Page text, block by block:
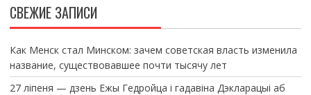
СВЕЖИЕ ЗАПИСИ
Как Менск стал Минском: зачем советская власть изменила
название, существовавшее почти тысячу лет
27 ліпеня — дзень Ежы Гедройца і гадавіна Дэкларацыі аб